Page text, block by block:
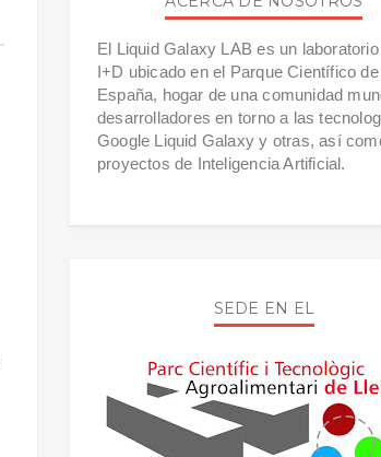
El Liquid Galaxy LAB es un
I+D ubicado en el Parque Científico de
España, hogar de una comunidad
desarrolladores en torno a las
Google Liquid Galaxy y otras, así
proyectos de Inteligencia Artificial.
SEDE EN EL